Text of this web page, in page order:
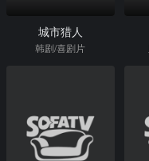
城市猎人
韩剧/喜剧片